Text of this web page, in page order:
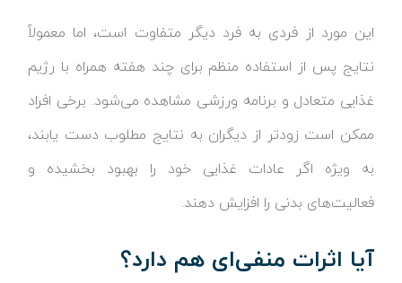
این مورد از فردی به فرد دیگر متفاوت است، اما معمولاً
نتایج پس از استفاده منظم برای چند هفته همراه با رژیم
غذایی متعادل و برنامه ورزشی مشاهده می‌شود. برخی افراد
ممکن است زودتر از دیگران به نتایج مطلوب دست یابند،
به ویژه اگر عادات غذایی خود را بهبود بخشیده و
فعالیت‌های بدنی را افزایش دهند.
آیا اثرات منفی‌ای هم دارد؟